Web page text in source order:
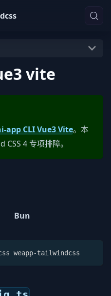
vite
app CLI Vue3 Vite。本
4 专项排障。
Bun
weapp-tailwindcss